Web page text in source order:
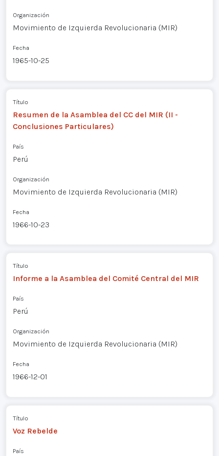
Organización
Movimiento de Izquierda Revolucionaria (MIR)
Fecha
1965-10-25
Título
Resumen de la Asamblea del CC del MIR (II -
Conclusiones Particulares)
País
Perú
Organización
Movimiento de Izquierda Revolucionaria (MIR)
Fecha
1966-10-23
Título
Informe a la Asamblea del Comité Central del MIR
País
Perú
Organización
Movimiento de Izquierda Revolucionaria (MIR)
Fecha
1966-12-01
Título
Voz Rebelde
País